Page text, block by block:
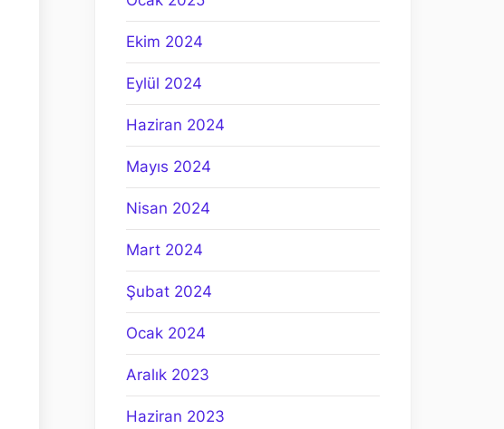
Ekim 2024
Eylül 2024
Haziran 2024
Mayıs 2024
Nisan 2024
Mart 2024
Şubat 2024
Ocak 2024
Aralık 2023
Haziran 2023